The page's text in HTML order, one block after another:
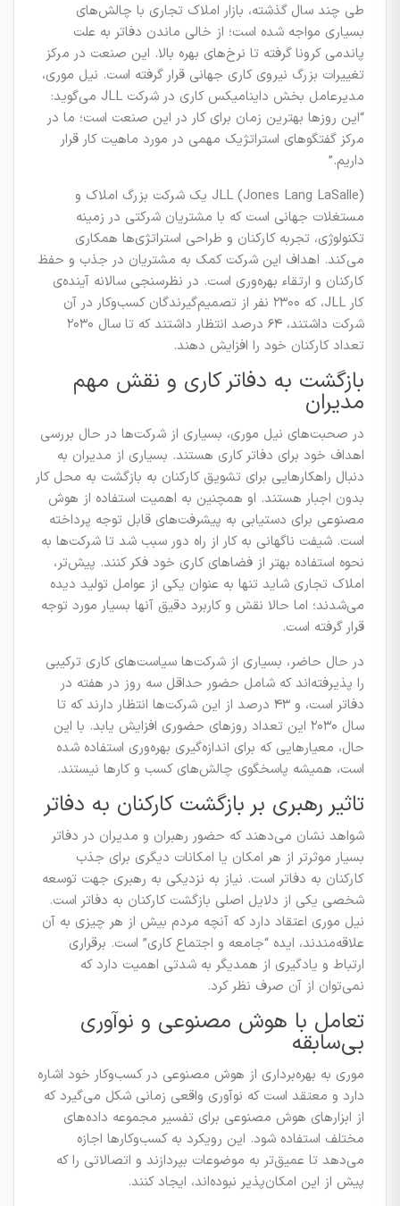
طی چند سال گذشته، بازار املاک تجاری با چالش‌های
بسیاری مواجه شده است؛ از خالی ماندن دفاتر به علت
پاندمی کرونا گرفته تا نرخ‌های بهره بالا. این صنعت در مرکز
تغییرات بزرگ نیروی کاری جهانی قرار گرفته است. نیل موری،
مدیرعامل بخش داینامیکس کاری در شرکت JLL می‌گوید:
“این روزها بهترین زمان برای کار در این صنعت است؛ ما در
مرکز گفتگوهای استراتژیک مهمی در مورد ماهیت کار قرار
داریم.”
JLL (Jones Lang LaSalle) یک شرکت بزرگ املاک و
مستغلات جهانی است که با مشتریان شرکتی در زمینه
تکنولوژی، تجربه کارکنان و طراحی استراتژی‌ها همکاری
می‌کند. اهداف این شرکت کمک به مشتریان در جذب و حفظ
کارکنان و ارتقاء بهره‌وری است. در نظرسنجی سالانه آینده‌ی
کار JLL، که ۲۳۰۰ نفر از تصمیم‌گیرندگان کسب‌وکار در آن
شرکت داشتند، ۶۴ درصد انتظار داشتند که تا سال ۲۰۳۰
تعداد کارکنان خود را افزایش دهند.
بازگشت به دفاتر کاری و نقش مهم
مدیران
در صحبت‌های نیل موری، بسیاری از شرکت‌ها در حال بررسی
اهداف خود برای دفاتر کاری هستند. بسیاری از مدیران به
دنبال راهکارهایی برای تشویق کارکنان به بازگشت به محل کار
بدون اجبار هستند. او همچنین به اهمیت استفاده از هوش
مصنوعی برای دستیابی به پیشرفت‌های قابل توجه پرداخته
است. شیفت ناگهانی به کار از راه دور سبب شد تا شرکت‌ها به
نحوه استفاده بهتر از فضاهای کاری خود فکر کنند. پیش‌تر،
املاک تجاری شاید تنها به عنوان یکی از عوامل تولید دیده
می‌شدند؛ اما حالا نقش و کاربرد دقیق آنها بسیار مورد توجه
قرار گرفته است.
در حال حاضر، بسیاری از شرکت‌ها سیاست‌های کاری ترکیبی
را پذیرفته‌اند که شامل حضور حداقل سه روز در هفته در
دفاتر است، و ۴۳ درصد از این شرکت‌ها انتظار دارند که تا
سال ۲۰۳۰ این تعداد روزهای حضوری افزایش یابد. با این
حال، معیارهایی که برای اندازه‌گیری بهره‌وری استفاده شده
است، همیشه پاسخگوی چالش‌های کسب و کارها نیستند.
تاثیر رهبری بر بازگشت کارکنان به دفاتر
شواهد نشان می‌دهند که حضور رهبران و مدیران در دفاتر
بسیار موثرتر از هر امکان یا امکانات دیگری برای جذب
کارکنان به دفاتر است. نیاز به نزدیکی به رهبری جهت توسعه
شخصی یکی از دلایل اصلی بازگشت کارکنان به دفاتر است.
نیل موری اعتقاد دارد که آنچه مردم بیش از هر چیزی به آن
علاقه‌مندند، ایده “جامعه و اجتماع کاری” است. برقراری
ارتباط و یادگیری از همدیگر به شدتی اهمیت دارد که
نمی‌توان از آن صرف نظر کرد.
تعامل با هوش مصنوعی و نوآوری
بی‌سابقه
موری به بهره‌برداری از هوش مصنوعی در کسب‌وکار خود اشاره
دارد و معتقد است که نوآوری واقعی زمانی شکل می‌گیرد که
از ابزارهای هوش مصنوعی برای تفسیر مجموعه داده‌های
مختلف استفاده شود. این رویکرد به کسب‌وکارها اجازه
می‌دهد تا عمیق‌تر به موضوعات بپردازند و اتصالاتی را که
پیش از این امکان‌پذیر نبوده‌اند، ایجاد کنند.